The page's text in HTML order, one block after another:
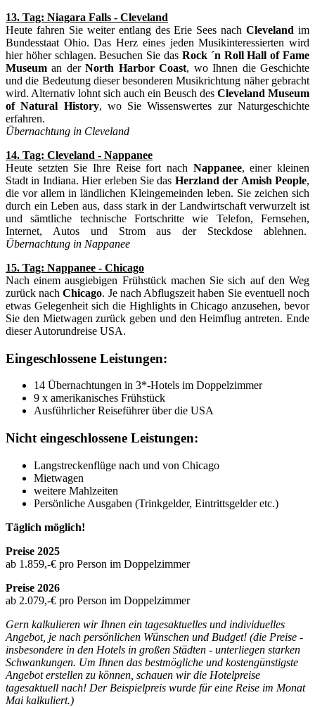
13. Tag: Niagara Falls - Cleveland
Heute fahren Sie weiter entlang des Erie Sees nachCleveland im
Bundesstaat Ohio. Das Herz eines jeden Musikinteressierten wird
hier höher schlagen. Besuchen Sie das Rock ´n Roll Hall of Fame
Museum an derNorth Harbor Coast, wo Ihnen die Geschichte
und die Bedeutung dieser besonderen Musikrichtung näher gebracht
wird. Alternativ lohnt sich auch ein Beusch des Cleveland Museum
of Natural History, wo Sie Wissenswertes zur Naturgeschichte
erfahren.
Übernachtung in Cleveland
14. Tag: Cleveland - Nappanee
Heute setzten Sie Ihre Reise fort nach Nappanee, einer kleinen
Stadt in Indiana. Hier erleben Sie das Herzland der Amish People,
die vor allem in ländlichen Kleingemeinden leben. Sie zeichen sich
durch ein Leben aus, dass stark in der Landwirtschaft verwurzelt ist
und sämtliche technische Fortschritte wie Telefon, Fernsehen,
Internet, Autos und Strom aus der Steckdose ablehnen.
Übernachtung in Nappanee
15. Tag: Nappanee - Chicago
Nach einem ausgiebigen Frühstück machen Sie sich auf den Weg
zurück nachChicago. Je nach Abflugszeit haben Sie eventuell noch
etwas Gelegenheit sich die Highlights in Chicago anzusehen, bevor
Sie den Mietwagen zurück geben und den Heimflug antreten. Ende
dieser Autorundreise USA.
Eingeschlossene Leistungen:
14 Übernachtungen in 3*-Hotels im Doppelzimmer
9 x amerikanisches Frühstück
Ausführlicher Reiseführer über die USA
Nicht eingeschlossene Leistungen:
Langstreckenflüge nach und von Chicago
Mietwagen
weitere Mahlzeiten
Persönliche Ausgaben (Trinkgelder, Eintrittsgelder etc.)
Täglich möglich!
Preise 2025
ab 1.859,-€ pro Person im Doppelzimmer
Preise 2026
ab 2.079,-€ pro Person im Doppelzimmer
Gern kalkulieren wir Ihnen ein tagesaktuelles und individuelles
Angebot, je nach persönlichen Wünschen und Budget! (die Preise -
insbesondere in den Hotels in großen Städten - unterliegen starken
Schwankungen. Um Ihnen das bestmögliche und kostengünstigste
Angebot erstellen zu können, schauen wir die Hotelpreise
tagesaktuell nach! Der Beispielpreis wurde für eine Reise im Monat
Mai kalkuliert.)